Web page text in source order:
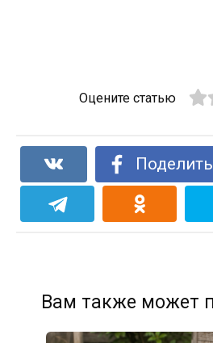
Оцените статью
Вам также может